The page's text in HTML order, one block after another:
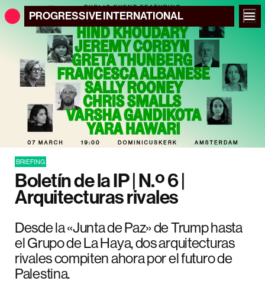
PROGRESSIVEINTERNATIONAL
BRIEFING
Boletín de la IP | N.º 6 |
Arquitecturas rivales
Desde la «Junta de Paz» de Trump hasta
el Grupo de La Haya, dos arquitecturas
rivales compiten ahora por el futuro de
Palestina.